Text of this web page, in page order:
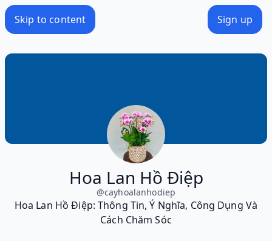
Skip to content Sign up
Hoa Lan Hồ Điệp
@cayhoalanhodiep
Hoa Lan Hồ Điệp: Thông Tin, Ý Nghĩa, Công Dụng Và
Cách Chăm Sóc